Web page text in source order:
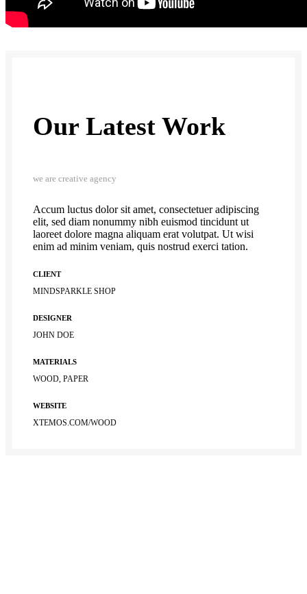
Our Latest Work
we are creative agency
Accum luctus dolor sit amet, consectetuer adipiscing
elit, sed diam nonummy nibh euismod tincidunt ut
laoreet dolore magna aliquam erat volutpat. Ut wisi
enim ad minim veniam, quis nostrud exerci tation.
CLIENT
MINDSPARKLE SHOP
DESIGNER
JOHN DOE
MATERIALS
WOOD, PAPER
WEBSITE
XTEMOS.COM/WOOD